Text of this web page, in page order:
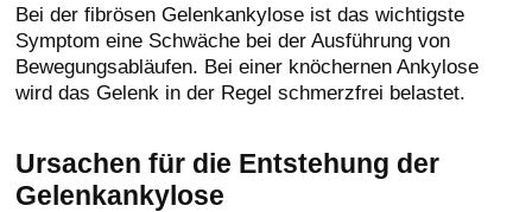
Bei der fibrösen Gelenkankylose ist das wichtigste
Symptom eine Schwäche bei der Ausführung von
Bewegungsabläufen. Bei einer knöchernen Ankylose
wird das Gelenk in der Regel schmerzfrei belastet.
Ursachen für die Entstehung der
Gelenkankylose